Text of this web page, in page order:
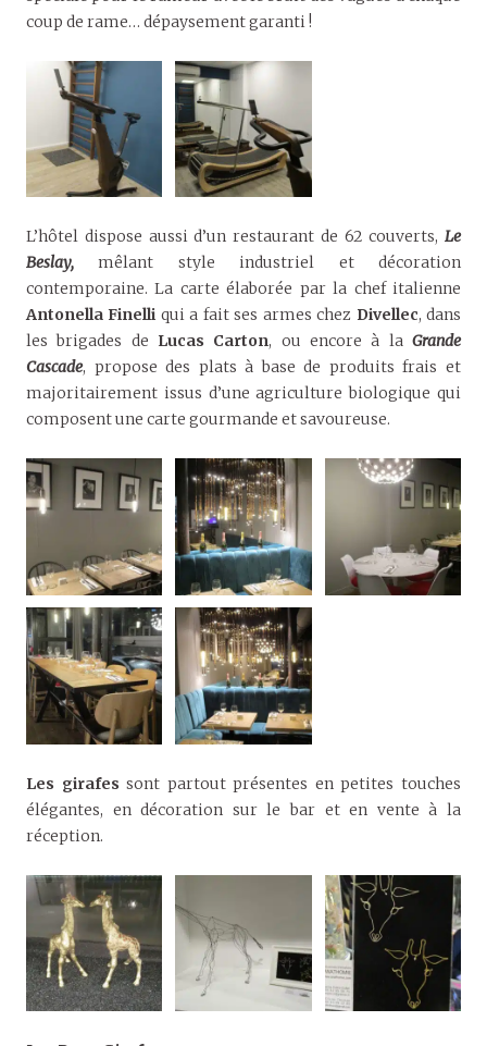
coup de rame… dépaysement garanti !
L’hôtel dispose aussi d’un restaurant de 62 couverts, Le
Beslay, mêlant style industriel et décoration
contemporaine. La carte élaborée par la chef italienne
Antonella Finelli qui a fait ses armes chez Divellec, dans
les brigades de Lucas Carton, ou encore à laGrande
Cascade, propose des plats à base de produits frais et
majoritairement issus d’une agriculture biologique qui
composent une carte gourmande et savoureuse.
Les girafes sont partout présentes en petites touches
élégantes, en décoration sur le bar et en vente à la
réception.